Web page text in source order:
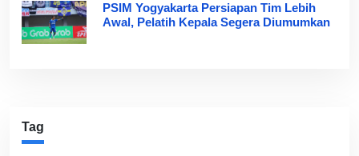
PSIM Yogyakarta Persiapan Tim Lebih
Awal, Pelatih Kepala Segera Diumumkan
Tag